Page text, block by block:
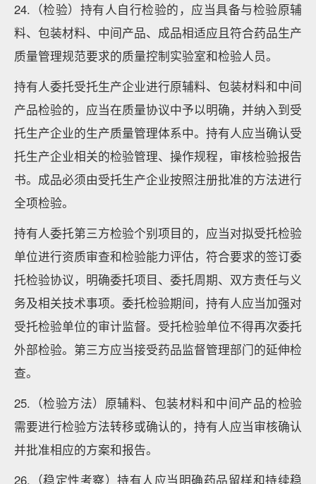
24.（检验）持有人自行检验的，应当具备与检验原辅
料、包装材料、中间产品、成品相适应且符合药品生产
质量管理规范要求的质量控制实验室和检验人员。
持有人委托受托生产企业进行原辅料、包装材料和中间
产品检验的，应当在质量协议中予以明确，并纳入到受
托生产企业的生产质量管理体系中。持有人应当确认受
托生产企业相关的检验管理、操作规程，审核检验报告
书。成品必须由受托生产企业按照注册批准的方法进行
全项检验。
持有人委托第三方检验个别项目的，应当对拟受托检验
单位进行资质审查和检验能力评估，符合要求的签订委
托检验协议，明确委托项目、委托周期、双方责任与义
务及相关技术事项。委托检验期间，持有人应当加强对
受托检验单位的审计监督。受托检验单位不得再次委托
外部检验。第三方应当接受药品监督管理部门的延伸检
查。
25.（检验方法）原辅料、包装材料和中间产品的检验
需要进行检验方法转移或确认的，持有人应当审核确认
并批准相应的方案和报告。
26.（稳定性考察）持有人应当明确药品留样和持续稳